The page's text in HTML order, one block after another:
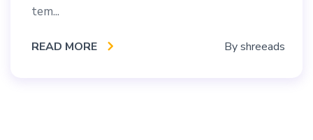
tem...
READ MORE Byshreeads